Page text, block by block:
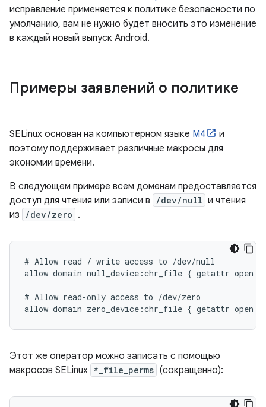
исправление применяется к политике безопасности по
умолчанию, вам не нужно будет вносить это изменение
в каждый новый выпуск Android.
Примеры заявлений о политике
SELinux основан на компьютерном языке M4
и
поэтому поддерживает различные макросы для
экономии времени.
В следующем примере всем доменам предоставляется
доступ для чтения или записи в
/dev/null и чтения
из
/dev/zero .
# Allow read / write access to /dev/null
allow domain null_device:chr_file { getattr open
# Allow read-only access to /dev/zero
Этот же оператор можно записать с помощью
макросов SELinux *_file_perms (сокращенно):